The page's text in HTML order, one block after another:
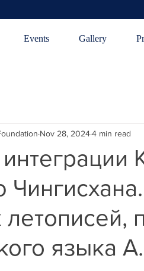
Events Gallery
языка
Nov 28, 20244 min read